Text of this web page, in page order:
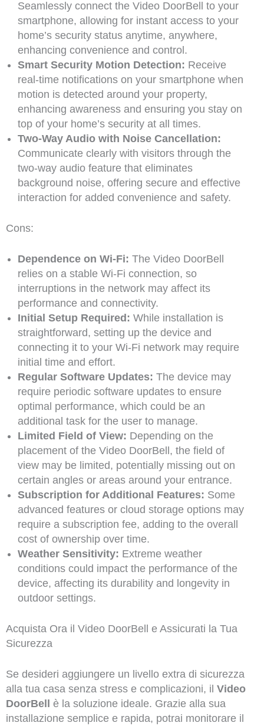
Seamlessly connect the Video DoorBell to your
smartphone, allowing for instant access to your
home’s security status anytime, anywhere,
enhancing convenience and control.
Smart Security Motion Detection: Receive
real-time notifications on your smartphone when
motion is detected around your property,
enhancing awareness and ensuring you stay on
top of your home’s security at all times.
Two-Way Audio with Noise Cancellation:
Communicate clearly with visitors through the
two-way audio feature that eliminates
background noise, offering secure and effective
interaction for added convenience and safety.
Cons:
Dependence on Wi-Fi: The Video DoorBell
relies on a stable Wi-Fi connection, so
interruptions in the network may affect its
performance and connectivity.
Initial Setup Required: While installation is
straightforward, setting up the device and
connecting it to your Wi-Fi network may require
initial time and effort.
Regular Software Updates: The device may
require periodic software updates to ensure
optimal performance, which could be an
additional task for the user to manage.
Limited Field of View: Depending on the
placement of the Video DoorBell, the field of
view may be limited, potentially missing out on
certain angles or areas around your entrance.
Subscription for Additional Features: Some
advanced features or cloud storage options may
require a subscription fee, adding to the overall
cost of ownership over time.
Weather Sensitivity: Extreme weather
conditions could impact the performance of the
device, affecting its durability and longevity in
outdoor settings.
Acquista Ora il Video DoorBell e Assicurati la Tua
Sicurezza
Se desideri aggiungere un livello extra di sicurezza
alla tua casa senza stress e complicazioni, il Video
DoorBell è la soluzione ideale. Grazie alla sua
installazione semplice e rapida, potrai monitorare il